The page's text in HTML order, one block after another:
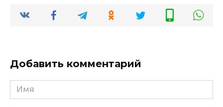
Добавить комментарий
Имя
*